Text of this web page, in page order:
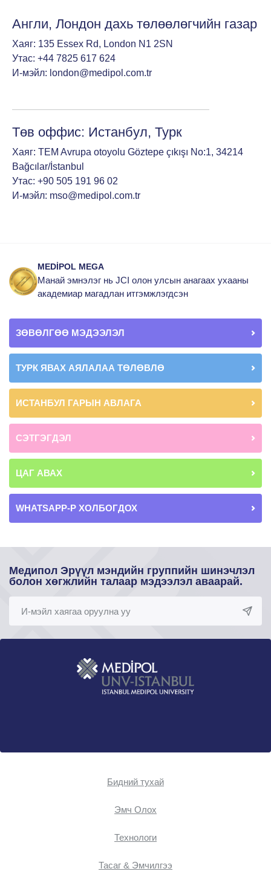
Англи, Лондон дахь төлөөлөгчийн газар
Хаяг: 135 Essex Rd, London N1 2SN
Утас: +44 7825 617 624
И-мэйл: london@medipol.com.tr
Төв оффис: Истанбул, Турк
Хаяг: TEM Avrupa otoyolu Göztepe çıkışı No:1, 34214
Bağcılar/İstanbul
Утас: +90 505 191 96 02
И-мэйл: mso@medipol.com.tr
MEDİPOL MEGA
Манай эмнэлэг нь JCI олон улсын анагаах ухааны
академиар магадлан итгэмжлэгдсэн
ЗӨВӨЛГӨӨ МЭДЭЭЛЭЛ
ТУРК ЯВАХ АЯЛАЛАА ТӨЛӨВЛӨ
ИСТАНБУЛ ГАРЫН АВЛАГА
СЭТГЭГДЭЛ
ЦАГ АВАХ
WHATSAPP-Р ХОЛБОГДОХ
Медипол Эрүүл мэндийн группийн шинэчлэл
болон хөгжлийн талаар мэдээлэл аваарай.
Бидний тухай
Эмч Oлох
Технологи
Тасаг & Эмчилгээ